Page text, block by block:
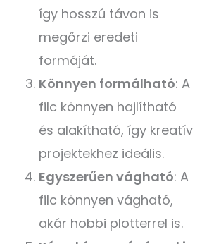
így hosszú távon is
megőrzi eredeti
formáját.
Könnyen formálható: A
filc könnyen hajlítható
és alakítható, így kreatív
projektekhez ideális.
Egyszerűen vágható: A
filc könnyen vágható,
akár hobbi plotterrel is.